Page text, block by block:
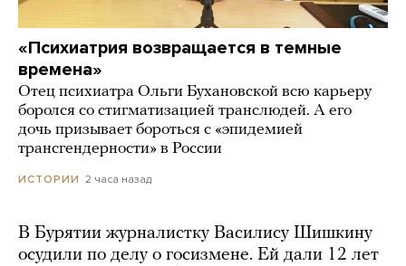
«Психиатрия возвращается в темные
времена»
Отец психиатра Ольги Бухановской всю карьеру
боролся со стигматизацией транслюдей. А его
дочь призывает бороться с «эпидемией
трансгендерности» в России
ИСТОРИИ 2 часа назад
В Бурятии журналистку Василису Шишкину
осудили по делу о госизмене. Ей дали 12 лет